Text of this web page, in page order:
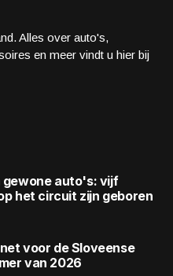
Alles over auto's,
en meer vindt u hier bij
gewone auto's: vijf
het circuit zijn geboren
voor de Sloveense
van 2026